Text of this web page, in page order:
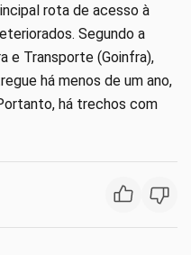
rota de acesso à
Segundo a
e Transporte (Goinfra),
há menos de um ano,
há trechos com